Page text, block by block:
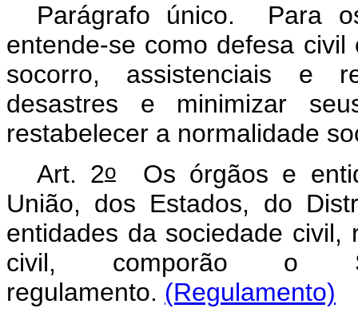
Parágrafo único. Para
entende-se como defesa
socorro, assistenciais e
desastres e minimizar
restabelecer a normalidade
Art. 2oOs órgãos e
União, dos Estados, do
entidades da sociedade civil,
civil, comporão o
regulamento. (Regulamento)